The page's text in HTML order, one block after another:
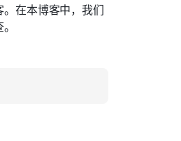
在本博客中，我们